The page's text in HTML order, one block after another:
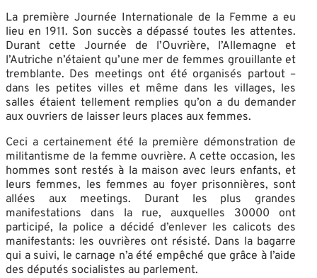
La première Journée Internationale de la Femme a eu
lieu en 1911. Son succès a dépassé toutes les attentes.
Durant cette Journée de l’Ouvrière, l’Allemagne et
l’Autriche n’étaient qu’une mer de femmes grouillante et
tremblante. Des meetings ont été organisés partout –
dans les petites villes et même dans les villages, les
salles étaient tellement remplies qu’on a du demander
aux ouvriers de laisser leurs places aux femmes.
Ceci a certainement été la première démonstration de
militantisme de la femme ouvrière. A cette occasion, les
hommes sont restés à la maison avec leurs enfants, et
leurs femmes, les femmes au foyer prisonnières, sont
allées aux meetings. Durant les plus grandes
manifestations dans la rue, auxquelles 30000 ont
participé, la police a décidé d’enlever les calicots des
manifestants: les ouvrières ont résisté. Dans la bagarre
qui a suivi, le carnage n’a été empêché que grâce à l’aide
des députés socialistes au parlement.